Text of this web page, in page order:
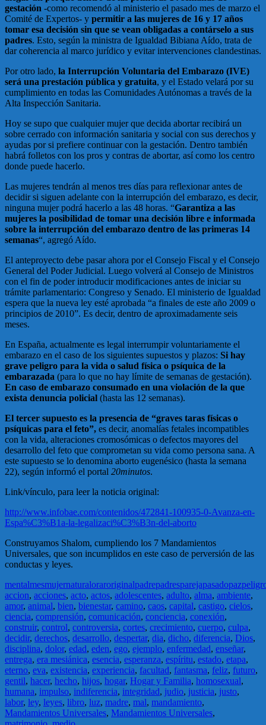
gestación -como recomendó al ministerio el pasado mes de marzo el
Comité de Expertos- y permitir a las mujeres de 16 y 17 años
tomar esa decisión sin que se vean obligadas a contárselo a sus
padres. Esto, según la ministra de Igualdad Bibiana Aído, trata de
dar coherencia al marco jurídico y evitar intervenciones clandestinas.
Por otro lado, la Interrupción Voluntaria del Embarazo (IVE)
será una prestación pública y gratuita, y el Estado velará por su
cumplimiento en todas las Comunidades Autónomas a través de la
Alta Inspección Sanitaria.
Hoy se supo que cualquier mujer que decida abortar recibirá un
sobre cerrado con información sanitaria y social con sus derechos y
ayudas por si prefiere continuar con la gestación. Dentro también
habrá folletos con los pros y contras de abortar, así como los centro
donde puede hacerlo.
Las mujeres tendrán al menos tres días para reflexionar antes de
decidir si siguen adelante con la interrupción del embarazo, es decir,
ninguna mujer podrá hacerlo a las 48 horas. “Garantiza a las
mujeres la posibilidad de tomar una decisión libre e informada
sobre la interrupción del embarazo dentro de las primeras 14
semanas“, agregó Aído.
El anteproyecto debe pasar ahora por el Consejo Fiscal y el Consejo
General del Poder Judicial. Luego volverá al Consejo de Ministros
con el fin de poder introducir modificaciones antes de iniciar su
trámite parlamentario: Congreso y Senado. El ministerio de Igualdad
espera que la nueva ley esté aprobada “a finales de este año 2009 o
principios de 2010”. Es decir, dentro de aproximadamente seis
meses.
En España, actualmente es legal interrumpir voluntariamente el
embarazo en el caso de los siguientes supuestos y plazos: Si hay
grave peligro para la vida o salud física o psíquica de la
embarazada (para lo que no hay límite de semanas de gestación).
En caso de embarazo consumado en una violación de la que
exista denuncia policial (hasta las 12 semanas).
El tercer supuesto es la presencia de “graves taras físicas o
psíquicas para el feto”, es decir, anomalías fetales incompatibles
con la vida, alteraciones cromosómicas o defectos mayores del
desarrollo del feto que comprometan su vida como persona sana. A
este supuesto se lo denomina aborto eugenésico (hasta la semana
22), según informó el portal 20minutos.
Link/vínculo, para leer la noticia original:
http://www.infobae.com/contenidos/472841-100935-0-Avanza-en-
Espa%C3%B1a-la-legalizaci%C3%B3n-del-aborto
Construyamos Shalom, cumpliendo los 7 Mandamientos
Universales, que son incumplidos en este caso de perversión de las
conductas y leyes.
mentalmesmujernaturaloraroriginalpadrepadresparejapasadopaz
accion, acciones, acto, actos, adolescentes, adulto, alma, ambiente,
amor, animal, bien, bienestar, camino, caos, capital, castigo, cielos,
ciencia, comprensión, comunicación, conciencia, conexión,
construir, control, controversia, cortes, crecimiento, cuerpo, culpa,
decidir, derechos, desarrollo, despertar, dia, dicho, diferencia, Dios,
disciplina, dolor, edad, eden, ego, ejemplo, enfermedad, enseñar,
entrega, era mesiánica, esencia, esperanza, espíritu, estado, etapa,
eterno, eva, existencia, experiencia, facultad, fantasma, feliz, futuro,
gentil, hacer, hecho, hijos, hogar, Hogar y Familia, homosexual,
humana, impulso, indiferencia, integridad, judio, justicia, justo,
labor, ley, leyes, libro, luz, madre, mal, mandamiento,
Mandamientos Universales, Mandamientos Universales,